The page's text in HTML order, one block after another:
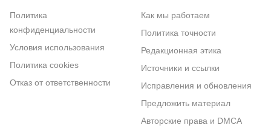
Политика
конфиденциальности
Условия использования
Политика cookies
Отказ от ответственности
Как мы работаем
Политика точности
Редакционная этика
Источники и ссылки
Исправления и обновления
Предложить материал
Авторские права и DMCA